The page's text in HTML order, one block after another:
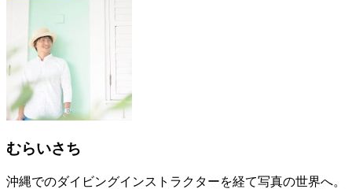
むらいさち
沖縄でのダイビングインストラクターを経て写真の世界へ。